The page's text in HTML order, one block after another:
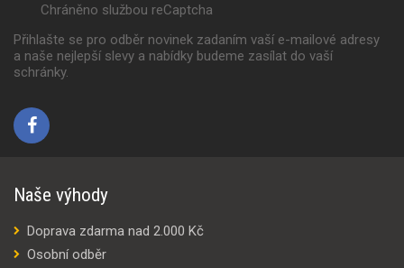
Chráněno službou reCaptcha
Přihlašte se pro odběr novinek zadaním vaší e-mailové adresy
a naše nejlepší slevy a nabídky budeme zasílat do vaší
schránky.
Naše výhody
Doprava zdarma nad 2.000 Kč
Osobní odběr